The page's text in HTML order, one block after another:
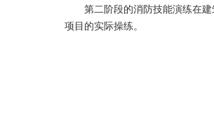
第二阶段的消防技能演练在
项目的实际操练。